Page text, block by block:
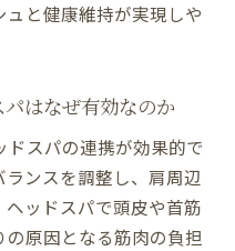
と健康維持が実現しや
はなぜ有効なのか
ドスパの連携が効果的で
ンスを調整し、肩周辺
ッドスパで頭皮や首筋
原因となる筋肉の負担